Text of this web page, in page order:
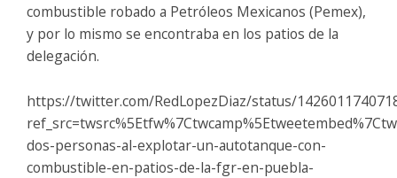
combustible robado a Petróleos Mexicanos (Pemex),
y por lo mismo se encontraba en los patios de la
delegación.
https://twitter.com/RedLopezDiaz/status/
dos-personas-al-explotar-un-autotanque-con-
combustible-en-patios-de-la-fgr-en-puebla-